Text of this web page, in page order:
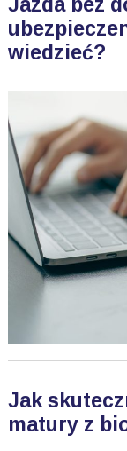
wiedzieć?
Jak
matury z